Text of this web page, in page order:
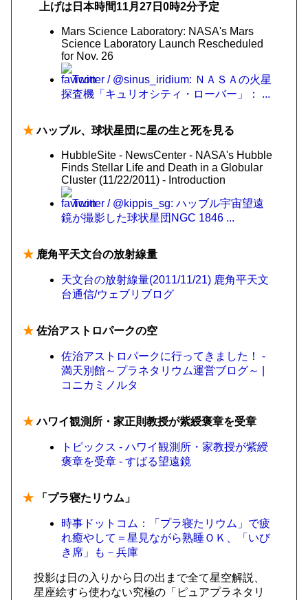
上げは日本時間11月27日0時2分予定
Mars Science Laboratory: NASA's Mars
Science Laboratory Launch Rescheduled
for Nov. 26
Twitter / @sinus_iridium: ＮＡＳＡの火星
探査機「キュリオシティ・ローバー」： ...
★ハッブル、球状星団に星の生と死を見る
HubbleSite - NewsCenter - NASA's Hubble
Finds Stellar Life and Death in a Globular
Cluster (11/22/2011) - Introduction
Twitter / @kippis_sg: ハッブル宇宙望遠
鏡が撮影した球状星団NGC 1846 ...
★ 鹿角平天文台の放射線量
天文台の放射線量(2011/11/21) 鹿角平天文
台通信/ウェブリブログ
★ 佐治アストロパークの空
佐治アストロパークに行ってきました！ -
満天別館～プラネタリウム運営ブログ～ |
コニカミノルタ
★ハワイ観測所・家正則教授が紫綬褒章を受章
トピックス - ハワイ観測所・家教授が紫綬
褒章を受章 - すばる望遠鏡
★ 「プラ寝たリウム」
時事ドットコム：「プラ寝たリウム」で疲
れ癒やして＝星見ながら熟睡ＯＫ、「いび
き席」も－兵庫
投影は日の入りから日の出まで全て星空解説、
星座絵すら使わない究極の「ピュアプラネタリ